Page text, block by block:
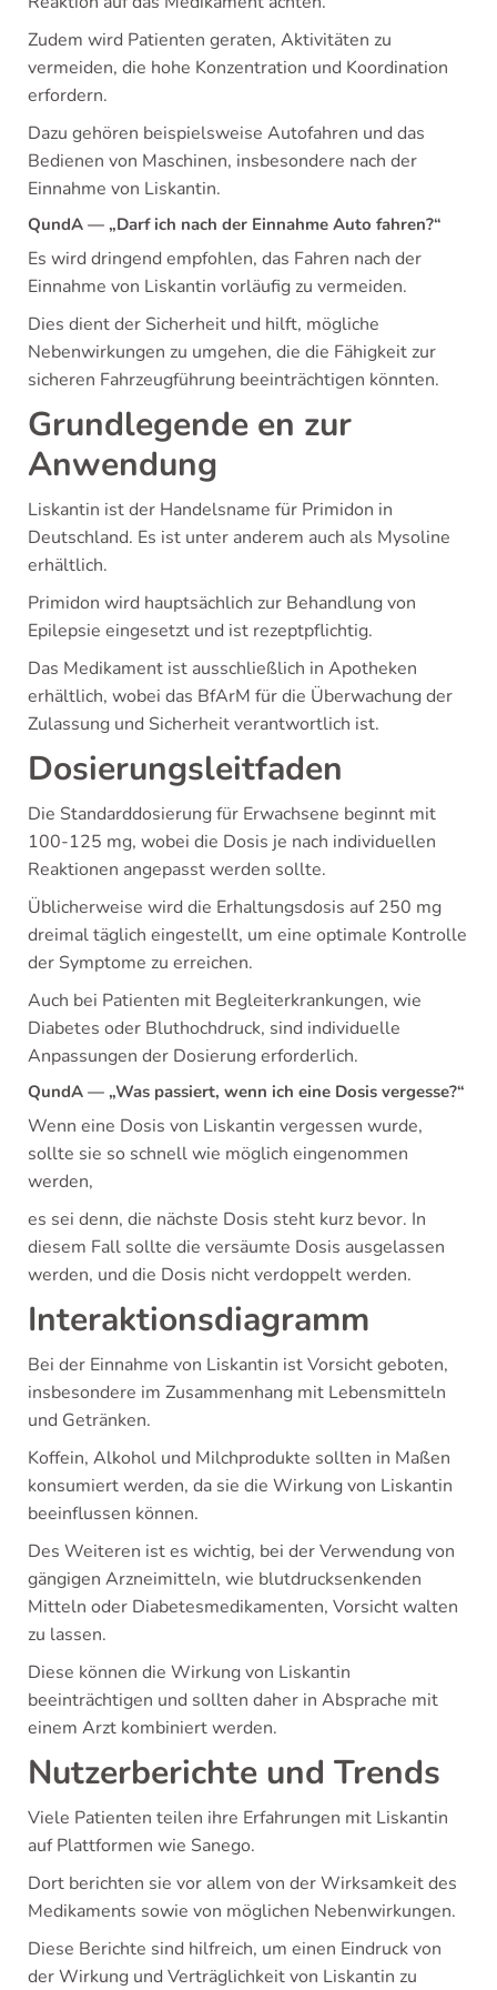
Zudem wird Patienten geraten, Aktivitäten zu
vermeiden, die hohe Konzentration und Koordination
erfordern.
Dazu gehören beispielsweise Autofahren und das
Bedienen von Maschinen, insbesondere nach der
Einnahme von Liskantin.
QundA — „Darf ich nach der Einnahme Auto fahren?“
Es wird dringend empfohlen, das Fahren nach der
Einnahme von Liskantin vorläufig zu vermeiden.
Dies dient der Sicherheit und hilft, mögliche
Nebenwirkungen zu umgehen, die die Fähigkeit zur
sicheren Fahrzeugführung beeinträchtigen könnten.
Grundlegende en zur
Anwendung
Liskantin ist der Handelsname für Primidon in
Deutschland. Es ist unter anderem auch als Mysoline
erhältlich.
Primidon wird hauptsächlich zur Behandlung von
Epilepsie eingesetzt und ist rezeptpflichtig.
Das Medikament ist ausschließlich in Apotheken
erhältlich, wobei das BfArM für die Überwachung der
Zulassung und Sicherheit verantwortlich ist.
Dosierungsleitfaden
Die Standarddosierung für Erwachsene beginnt mit
100-125 mg, wobei die Dosis je nach individuellen
Reaktionen angepasst werden sollte.
Üblicherweise wird die Erhaltungsdosis auf 250 mg
dreimal täglich eingestellt, um eine optimale Kontrolle
der Symptome zu erreichen.
Auch bei Patienten mit Begleiterkrankungen, wie
Diabetes oder Bluthochdruck, sind individuelle
Anpassungen der Dosierung erforderlich.
QundA — „Was passiert, wenn ich eine Dosis vergesse?“
Wenn eine Dosis von Liskantin vergessen wurde,
sollte sie so schnell wie möglich eingenommen
werden,
es sei denn, die nächste Dosis steht kurz bevor. In
diesem Fall sollte die versäumte Dosis ausgelassen
werden, und die Dosis nicht verdoppelt werden.
Interaktionsdiagramm
Bei der Einnahme von Liskantin ist Vorsicht geboten,
insbesondere im Zusammenhang mit Lebensmitteln
und Getränken.
Koffein, Alkohol und Milchprodukte sollten in Maßen
konsumiert werden, da sie die Wirkung von Liskantin
beeinflussen können.
Des Weiteren ist es wichtig, bei der Verwendung von
gängigen Arzneimitteln, wie blutdrucksenkenden
Mitteln oder Diabetesmedikamenten, Vorsicht walten
zu lassen.
Diese können die Wirkung von Liskantin
beeinträchtigen und sollten daher in Absprache mit
einem Arzt kombiniert werden.
Nutzerberichte und Trends
Viele Patienten teilen ihre Erfahrungen mit Liskantin
auf Plattformen wie Sanego.
Dort berichten sie vor allem von der Wirksamkeit des
Medikaments sowie von möglichen Nebenwirkungen.
Diese Berichte sind hilfreich, um einen Eindruck von
der Wirkung und Verträglichkeit von Liskantin zu